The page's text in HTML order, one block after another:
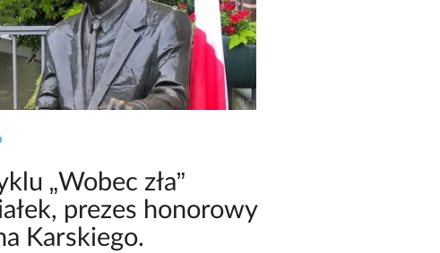
„Wobec zła”
prezes honorowy
Karskiego.